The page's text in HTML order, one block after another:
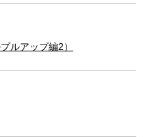
ルアップ編2）